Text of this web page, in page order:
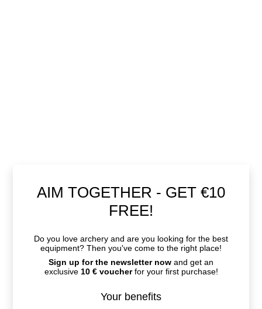
AIM TOGETHER - GET €10
FREE!
Do you love archery and are you looking for the best
equipment? Then you've come to the right place!
Sign up for the newsletter now and get an
exclusive 10 € voucherfor your first purchase!
Your benefits